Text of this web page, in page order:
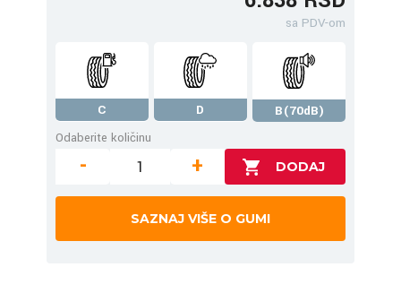
sa PDV-om
C D
B(70dB)
Odaberite količinu
- +
SAZNAJ VIŠE O GUMI